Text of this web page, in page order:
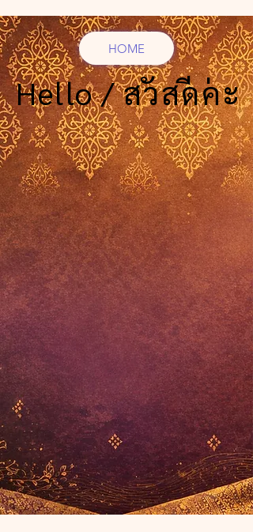
HOME
Hello / สวัสดีค่ะ
Hello / สวัสดีค่ะ